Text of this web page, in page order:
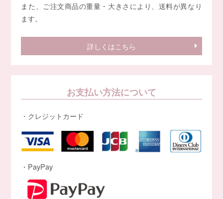
また、ご注文商品の重量・大きさにより、送料が異なり
ます。
詳しくはこちら
お支払い方法について
・クレジットカード
・PayPay